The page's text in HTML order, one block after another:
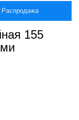
Распродажа
155